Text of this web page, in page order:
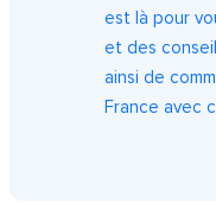
est là pour
et des
ainsi de
France avec